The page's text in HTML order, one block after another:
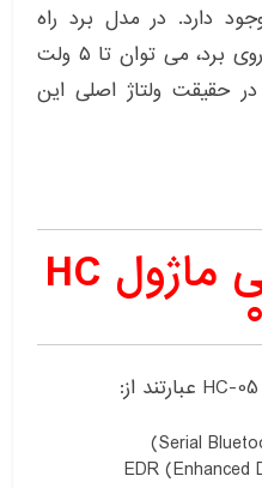
دارد. در مدل برد راه
اندازی با قرار گرفتن رگولاتور روی برد، می توان تا ۵ ولت
حقیقت ولتاژ اصلی این
مشخصات فنی ماژول HC